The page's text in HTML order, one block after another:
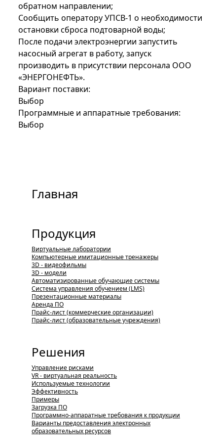
обратном направлении;
Сообщить оператору УПСВ-1 о необходимости
остановки сброса подтоварной воды;
После подачи электроэнергии запустить
насосный агрегат в работу, запуск
производить в присутствии персонала ООО
«ЭНЕРГОНЕФТЬ».
Вариант поставки:
Выбор
Программные и аппаратные требования:
Выбор
Главная
Продукция
Виртуальные лаборатории
Компьютерные имитационные тренажеры
3D - видеофильмы
3D - модели
Автоматизированные обучающие системы
Система управления обучением (LMS)
Презентационные материалы
Аренда ПО
Прайс-лист (коммерческие организации)
Прайс-лист (образовательные учреждения)
Решения
Управление рисками
VR - виртуальная реальность
Используемые технологии
Эффективность
Примеры
Загрузка ПО
Программно-аппаратные требования к продукции
Варианты предоставления электронных
образовательных ресурсов